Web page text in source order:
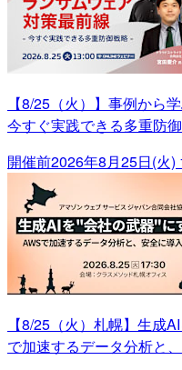
【8/25（火）】事例から
今すぐ実践できる多重防
開催前2026年8月25日(火)
【8/25（火）札幌】生成
で加速するデータ分析と